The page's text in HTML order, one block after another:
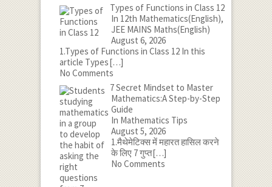
Types of Functions in Class 12
In 12th Mathematics(English),
JEE MAINS Maths(English)
August 6, 2026
1.Types of Functions in Class 12 In this
article Types[…]
No Comments
7 Secret Mindset to Master
Mathematics:A Step-by-Step
Guide
In Mathematics Tips
August 5, 2026
1.मैथेमेटिक्स में महारत हासिल करने
के लिए 7 गुप्त[…]
No Comments